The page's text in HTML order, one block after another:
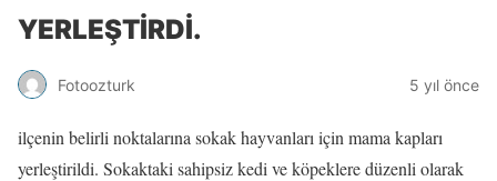
YERLEŞTİRDİ.
Fotoozturk 5 yıl önce
ilçenin belirli noktalarına sokak hayvanları için mama kapları
yerleştirildi. Sokaktaki sahipsiz kedi ve köpeklere düzenli olarak